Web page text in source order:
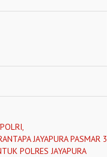
JAYAPURA PASMAR 3
POLRES JAYAPURA